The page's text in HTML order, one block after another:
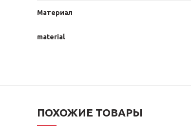
Материал
material
ПОХОЖИЕ ТОВАРЫ